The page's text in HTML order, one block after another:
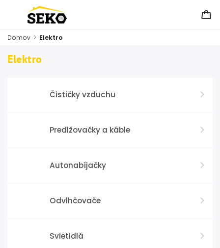
Domov / Elektro
Elektro
Čističky vzduchu
Predlžovačky a káble
Autonabíjačky
Odvlhčovače
Svietidlá